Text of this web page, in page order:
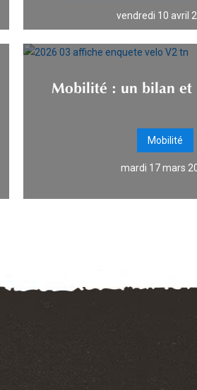
vendredi 10 avril
Mobilité : un bilan et
Mobilité
mardi 17 mars